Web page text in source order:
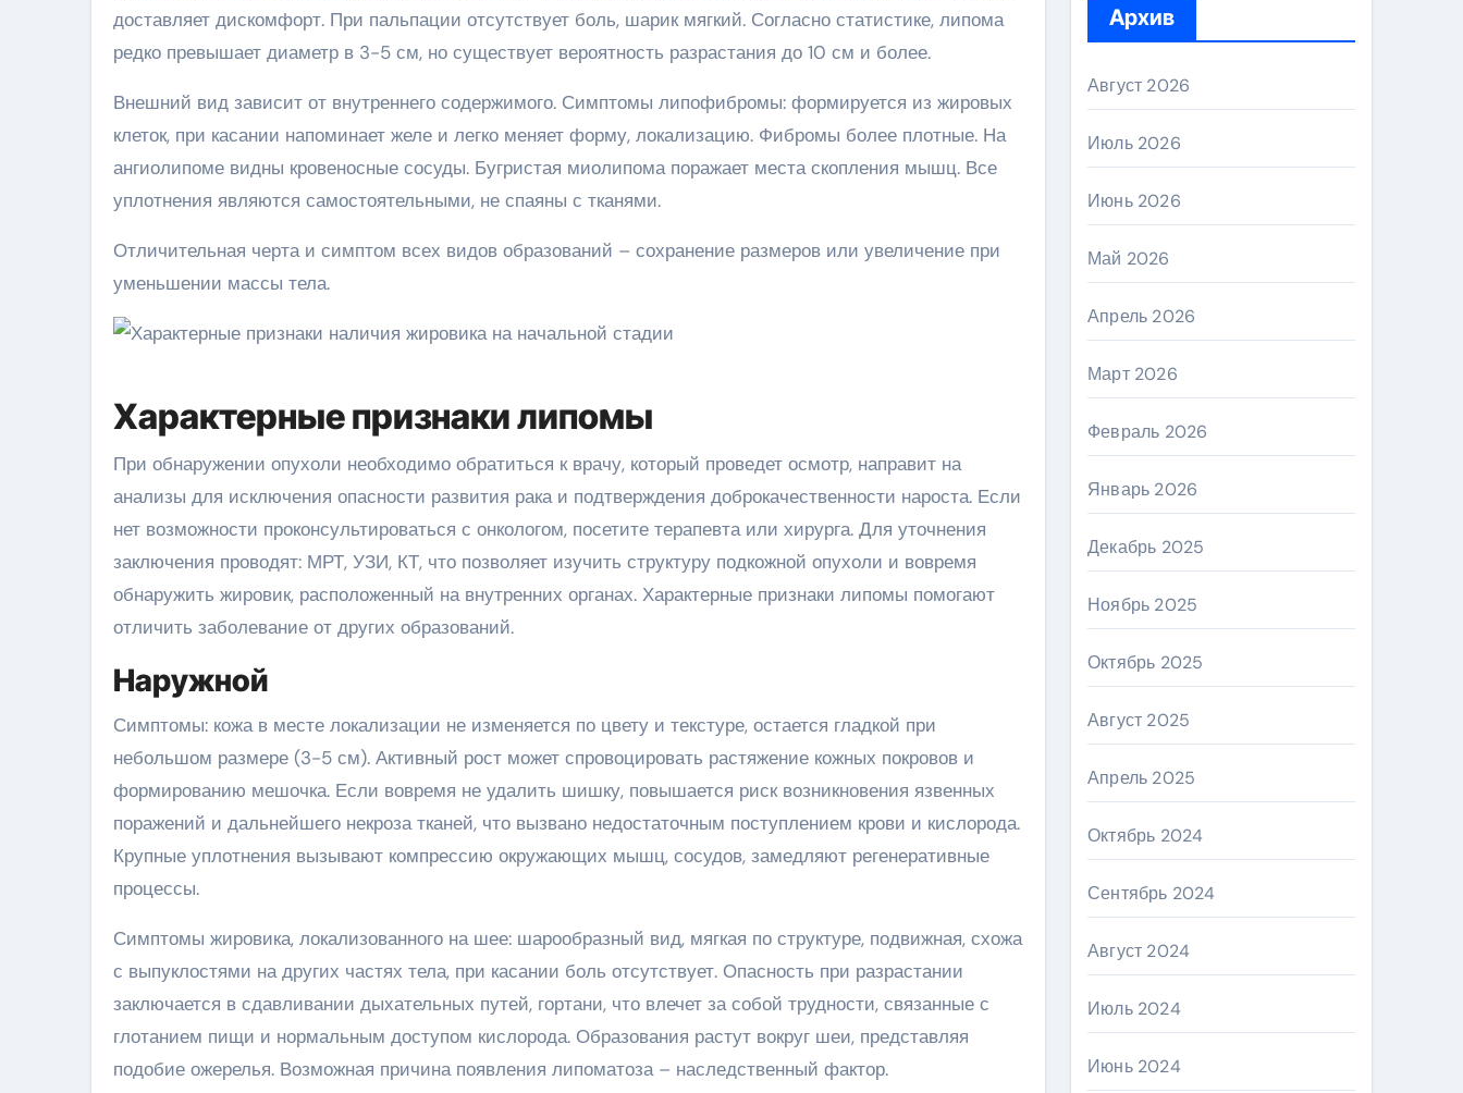
доставляет дискомфорт. При пальпации отсутствует боль, шарик мягкий. Согласно статистике, липома
редко превышает диаметр в 3-5 см, но существует вероятность разрастания до 10 см и более.
Внешний вид зависит от внутреннего содержимого. Симптомы липофибромы: формируется из жировых
клеток, при касании напоминает желе и легко меняет форму, локализацию. Фибромы более плотные. На
ангиолипоме видны кровеносные сосуды. Бугристая миолипома поражает места скопления мышц. Все
уплотнения являются самостоятельными, не спаяны с тканями.
Отличительная черта и симптом всех видов образований – сохранение размеров или увеличение при
уменьшении массы тела.
Характерные признаки липомы
При обнаружении опухоли необходимо обратиться к врачу, который проведет осмотр, направит на
анализы для исключения опасности развития рака и подтверждения доброкачественности нароста. Если
нет возможности проконсультироваться с онкологом, посетите терапевта или хирурга. Для уточнения
заключения проводят: МРТ, УЗИ, КТ, что позволяет изучить структуру подкожной опухоли и вовремя
обнаружить жировик, расположенный на внутренних органах. Характерные признаки липомы помогают
отличить заболевание от других образований.
Наружной
Симптомы: кожа в месте локализации не изменяется по цвету и текстуре, остается гладкой при
небольшом размере (3-5 см). Активный рост может спровоцировать растяжение кожных покровов и
формированию мешочка. Если вовремя не удалить шишку, повышается риск возникновения язвенных
поражений и дальнейшего некроза тканей, что вызвано недостаточным поступлением крови и кислорода.
Крупные уплотнения вызывают компрессию окружающих мышц, сосудов, замедляют регенеративные
процессы.
Симптомы жировика, локализованного на шее: шарообразный вид, мягкая по структуре, подвижная, схожа
с выпуклостями на других частях тела, при касании боль отсутствует. Опасность при разрастании
заключается в сдавливании дыхательных путей, гортани, что влечет за собой трудности, связанные с
глотанием пищи и нормальным доступом кислорода. Образования растут вокруг шеи, представляя
подобие ожерелья. Возможная причина появления липоматоза – наследственный фактор.
Архив
Август 2026
Июль 2026
Июнь 2026
Май 2026
Апрель 2026
Март 2026
Февраль 2026
Январь 2026
Декабрь 2025
Ноябрь 2025
Октябрь 2025
Август 2025
Апрель 2025
Октябрь 2024
Сентябрь 2024
Август 2024
Июль 2024
Июнь 2024